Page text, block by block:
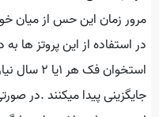
مرور زمان این حس از میان
در استفاده از این پروتز ها
جایگزینی پیدا میکنند .در